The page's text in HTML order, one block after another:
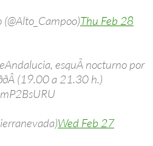
Thu Feb 28
esquÃ­ nocturno por
(19.00 a 21.30 h.)
Wed Feb 27